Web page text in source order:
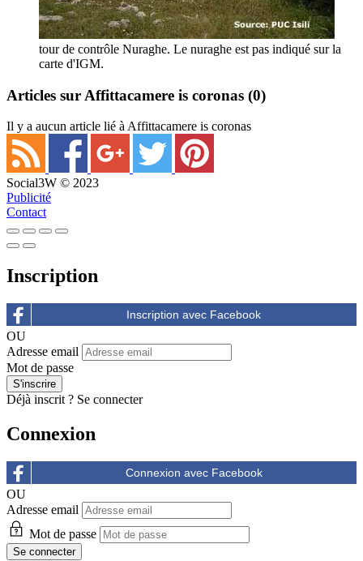
tour de contrôle Nuraghe. Le nuraghe est pas indiqué sur la
carte d'IGM.
Articles sur Affittacamere is coronas (0)
Il y a aucun article lié à Affittacamere is coronas
Social3W © 2023
Publicité
Contact
Inscription
OU
Adresse email
Mot de passe
Déjà inscrit ? Se connecter
Connexion
OU
Adresse email
Mot de passe